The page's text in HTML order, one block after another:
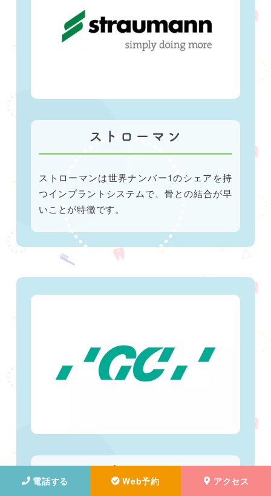
電話する Web予約 アクセス
ストローマン
ストローマンは世界ナンバー1のシェアを持
つインプラントシステムで、骨との結合が早
いことが特徴です。